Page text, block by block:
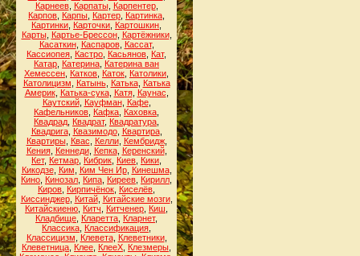
Карнеев, Карпаты, Карпентер,
Карпов Карпы Картер Картинка
Картинки Карточки Картошкин
Карты, Картье-Брессон, Картёжники,
Касаткин, Каспаров, Кассат,
Кассиопея Кастро Касьянов Кат,
Катар Катерина Катерина ван
Хемессен Катков Каток Католики
Католицизм
Катынь, Катька, Катька
Америк, Катька-сука, Катя, Каунас
Каутский, Кауфман, Кафе,
Кафельников Кафка Каховка
Квадрад Квадрат, Квадратура
Квадрига, Квазимодо, Квартира,
Квартиры, Квас Келли, Кембридж,
Кения, Кеннеди, Кепка, Керенский,
Кет, Кетмар Кибрик Киев Кики
Кикодзе, Ким Ким Чен Ир, Кинешма,
Кино Кинозал Кипа Киреев Кирилл
Киров Кирпичёнок Киселёв
Киссинджер, Китай, Китайские мозги,
Китайскиеню Китч Китченер Киш
Кладбище Кларетта Кларнет,
Классика Классификация
Классицизм
Клевета, Клеветники,
Клеветница Клее КлееХ Клезмеры